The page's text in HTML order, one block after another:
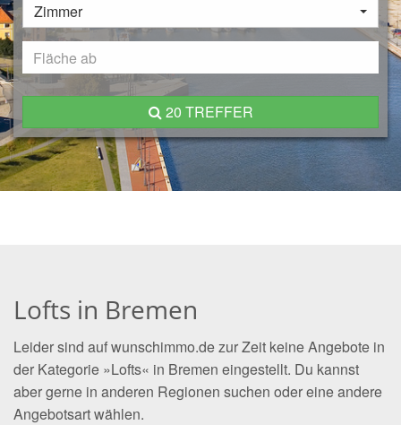
Zimmer
20 TREFFER
Lofts in Bremen
Leider sind auf wunschimmo.de zur Zeit keine Angebote in
der Kategorie »Lofts« in Bremen eingestellt. Du kannst
aber gerne in anderen Regionen suchen oder eine andere
Angebotsart wählen.